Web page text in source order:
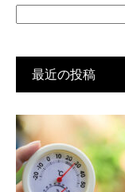
最近の投稿